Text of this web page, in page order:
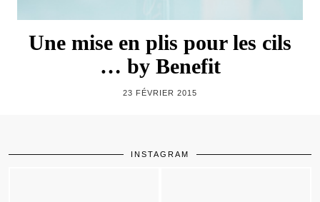
Une mise en plis pour les cils
… by Benefit
23 FÉVRIER 2015
INSTAGRAM